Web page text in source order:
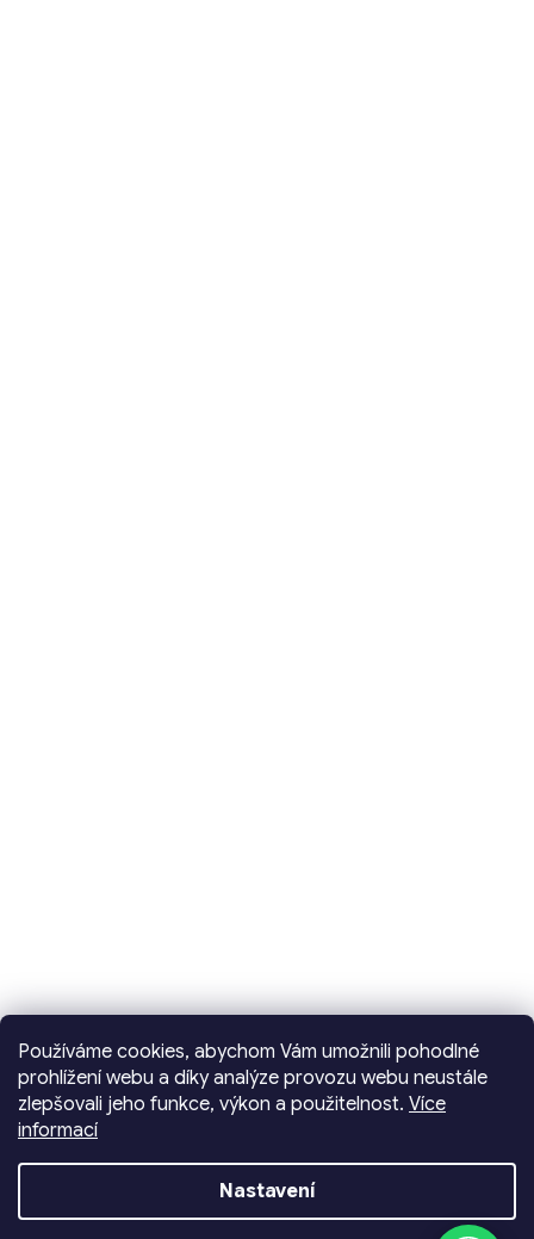
Používáme cookies, abychom Vám umožnili pohodlné
prohlížení webu a díky analýze provozu webu neustále
zlepšovali jeho funkce, výkon a použitelnost. Více
informací
Nastavení
Vytvořil Shoptet